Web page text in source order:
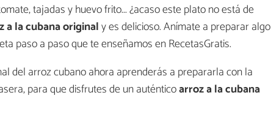
tajadas y huevo frito... ¿acaso este plato no está de
a la cubana originaly es delicioso. Anímate a preparar algo
paso a paso que te enseñamos en RecetasGratis.
del arroz cubano ahora aprenderás a prepararla con la
para que disfrutes de un auténticoarroz a la cubana